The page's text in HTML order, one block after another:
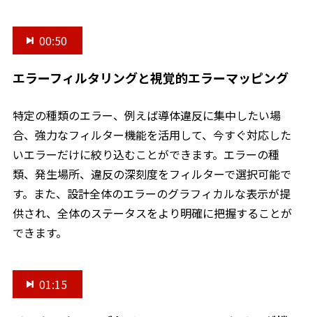
00:50
エラーフィルタリングと視覚的エラーマッピング
特定の種類のエラー、例えば導体違反に集中したい場
合、強力なフィルター機能を活用して、今すぐ対応した
いエラーだけに絞り込むことができます。エラーの種
類、発生場所、違反の深刻度をフィルターで選択可能で
す。また、設計全体のエラーのグラフィカルな表示が提
供され、全体のステータスをより明確に把握することが
できます。
01:15